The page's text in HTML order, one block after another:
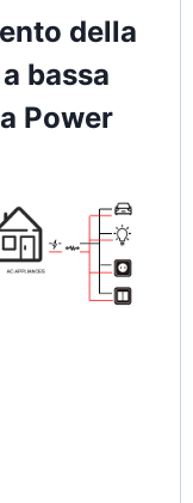
della
bassa
Power